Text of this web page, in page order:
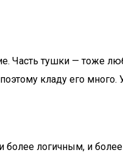
Часть тушки — тоже
кладу его
логичным, и